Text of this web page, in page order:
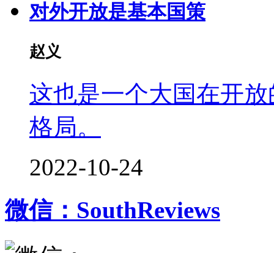
对外开放是基本国策
赵义
这也是一个大国在开
格局。
2022-10-24
微信：SouthReviews